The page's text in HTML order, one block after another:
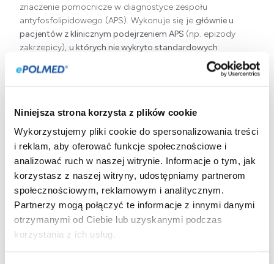
Niniejsza strona korzysta z plików cookie
Wykorzystujemy pliki cookie do spersonalizowania treści
i reklam, aby oferować funkcje społecznościowe i
analizować ruch w naszej witrynie. Informacje o tym, jak
korzystasz z naszej witryny, udostępniamy partnerom
społecznościowym, reklamowym i analitycznym.
Partnerzy mogą połączyć te informacje z innymi danymi
otrzymanymi od Ciebie lub uzyskanymi podczas
korzystania z ich usług.
znaczenie pomocnicze w diagnostyce zespołu
antyfosfolipidowego (APS). Wykonuje się je głównie u
pacjentów z klinicznym podejrzeniem APS (np. epizody
zakrzepicy), u których nie wykryto standardowych
ryzykiem występowania powikłań zakrzepowych, zarówno
rozpoznanie APS w niejednoznacznych przypadkach i
pomóc w ocenie ryzyka u pacjenta. Oznaczenie jest
realizowane metodą ELISA, która pozwala na ilościową
ocenę stężenia przeciwciał, i nie wymaga od pacjenta
specjalnego przygotowania.